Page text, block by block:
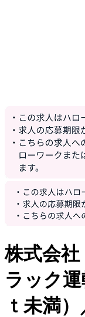
株式会
ラック
ｔ未満